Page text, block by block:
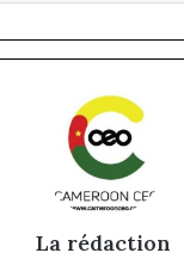
La rédaction